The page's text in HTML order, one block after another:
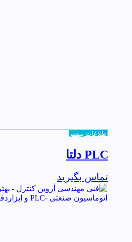
اطلاعات بیشتر
PLC دلتا
تماس بگیرید